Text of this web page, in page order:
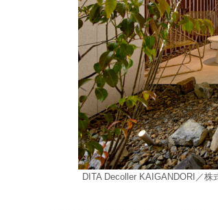
DITA Decoller KAIGANDORI／